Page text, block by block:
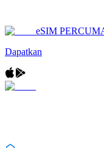
eSIM
Dapatkan